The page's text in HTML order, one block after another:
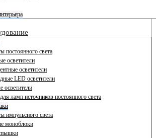
постоянного света
осветители
осветители
LED осветители
осветители
ламп источников постоянного света
импульсного света
моноблоки